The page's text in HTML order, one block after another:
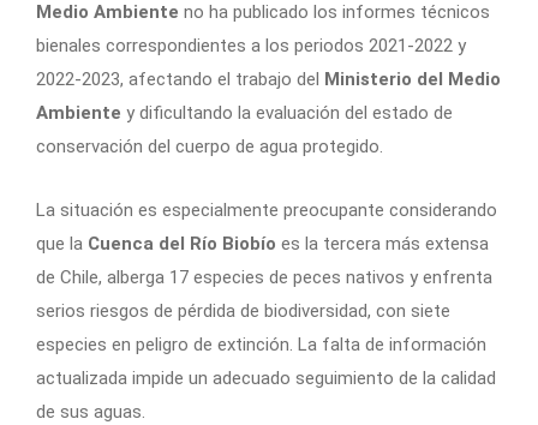
Medio Ambiente no ha publicado los informes técnicos
bienales correspondientes a los periodos 2021-2022 y
2022-2023, afectando el trabajo del Ministerio del Medio
Ambiente y dificultando la evaluación del estado de
conservación del cuerpo de agua protegido.
La situación es especialmente preocupante considerando
que la Cuenca del Río Biobío es la tercera más extensa
de Chile, alberga 17 especies de peces nativos y enfrenta
serios riesgos de pérdida de biodiversidad, con siete
especies en peligro de extinción. La falta de información
actualizada impide un adecuado seguimiento de la calidad
de sus aguas.